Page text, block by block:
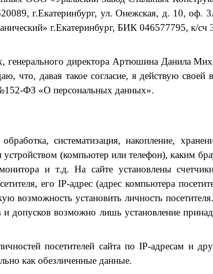
г.Екатеринбург, ул. Онежская, д. 10, оф.
г.Екатеринбург, БИК 046577795, к/сч
генерального директора Артюшина Данила
что, давая такое согласие, я действую своей
ФЗ «О персональных данных».
систематизация, накопление,
(компьютер или телефон), каким
и т.д. На сайте установлены
его IP-адрес (адрес компьютера
возможность установить личность
допусков возможно лишь установление
посетителей сайта по IP-адресам и
как обезличенные данные.